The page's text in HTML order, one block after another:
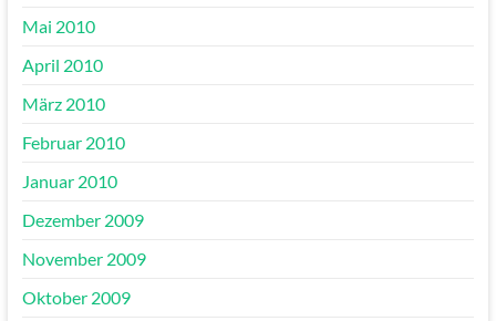
Mai 2010
April 2010
März 2010
Februar 2010
Januar 2010
Dezember 2009
November 2009
Oktober 2009